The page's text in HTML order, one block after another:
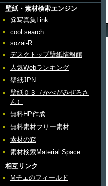
壁紙・素材検索エンジン
@写真集Link
cool search
sozai-R
デスクトップ壁紙情報館
人気Webランキング
壁紙JPN
壁紙０３（かべがみぜろさ
ん）
無料HP作成
無料素材フリー素材
素材の森
素材検索Material Space
相互リンク
Mチェのフィールド